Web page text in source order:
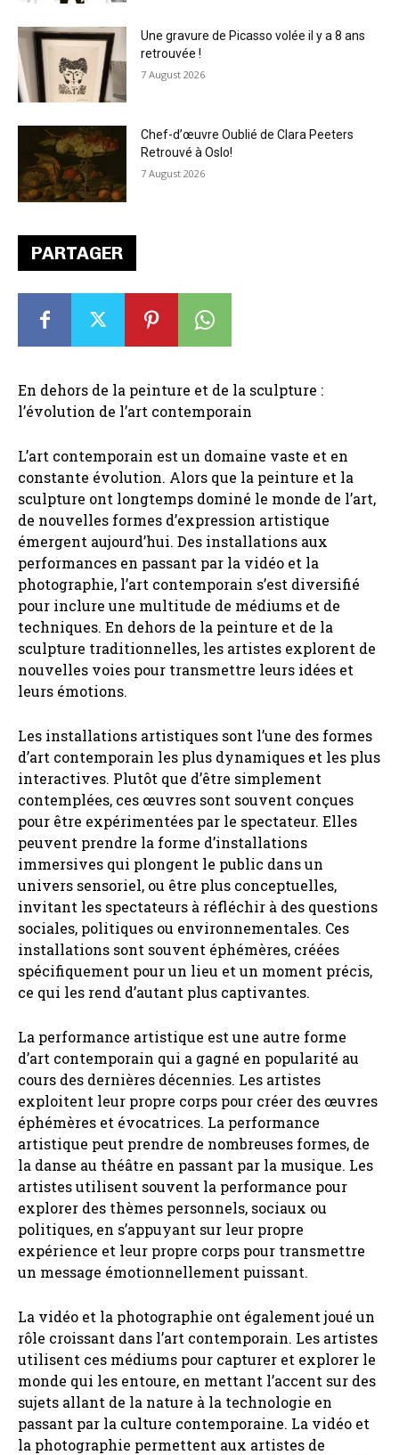
PARTAGER
En dehors de la peinture et de la sculpture :
l’évolution de l’art contemporain
L’art contemporain est un domaine vaste et en
constante évolution. Alors que la peinture et la
sculpture ont longtemps dominé le monde de l’art,
de nouvelles formes d’expression artistique
émergent aujourd’hui. Des installations aux
performances en passant par la vidéo et la
photographie, l’art contemporain s’est diversifié
pour inclure une multitude de médiums et de
techniques. En dehors de la peinture et de la
sculpture traditionnelles, les artistes explorent de
nouvelles voies pour transmettre leurs idées et
leurs émotions.
Les installations artistiques sont l’une des formes
d’art contemporain les plus dynamiques et les plus
interactives. Plutôt que d’être simplement
contemplées, ces œuvres sont souvent conçues
pour être expérimentées par le spectateur. Elles
peuvent prendre la forme d’installations
immersives qui plongent le public dans un
univers sensoriel, ou être plus conceptuelles,
invitant les spectateurs à réfléchir à des questions
sociales, politiques ou environnementales. Ces
installations sont souvent éphémères, créées
spécifiquement pour un lieu et un moment précis,
ce qui les rend d’autant plus captivantes.
La performance artistique est une autre forme
d’art contemporain qui a gagné en popularité au
cours des dernières décennies. Les artistes
exploitent leur propre corps pour créer des œuvres
éphémères et évocatrices. La performance
artistique peut prendre de nombreuses formes, de
la danse au théâtre en passant par la musique. Les
artistes utilisent souvent la performance pour
explorer des thèmes personnels, sociaux ou
politiques, en s’appuyant sur leur propre
expérience et leur propre corps pour transmettre
un message émotionnellement puissant.
La vidéo et la photographie ont également joué un
rôle croissant dans l’art contemporain. Les artistes
utilisent ces médiums pour capturer et explorer le
monde qui les entoure, en mettant l’accent sur des
sujets allant de la nature à la technologie en
passant par la culture contemporaine. La vidéo et
la photographie permettent aux artistes de
Une gravure de Picasso volée il y a 8 ans
retrouvée !
7 August 2026
Chef-d’œuvre Oublié de Clara Peeters
Retrouvé à Oslo!
7 August 2026